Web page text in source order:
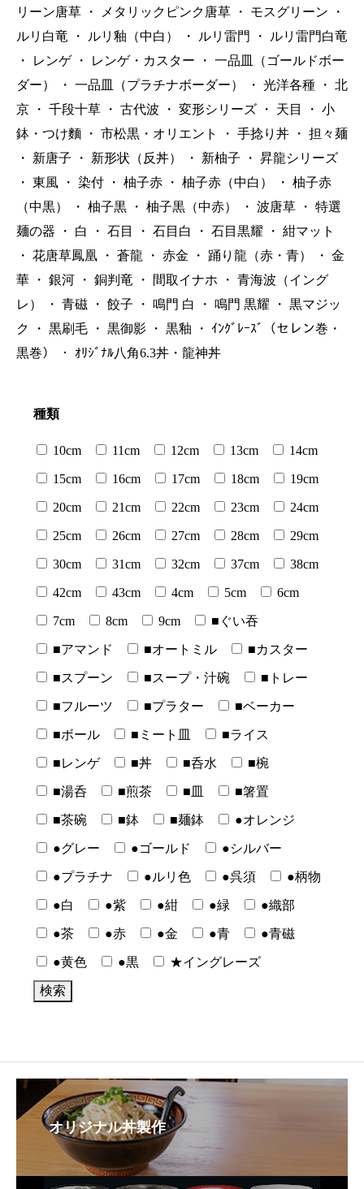
リーン唐草
・ メタリックピンク唐草 ・ モスグリーン
・
ルリ白竜
・ ルリ釉（中白） ・ ルリ雷門 ・
ルリ雷門白竜
・
レンゲ ・ レンゲ・カスター ・ 一品皿（ゴールドボー
ダー）
・ 一品皿（プラチナボーダー） ・ 光洋各種 ・ 北
京
・ 千段十草 ・ 古代波 ・ 変形シリーズ ・ 天目 ・ 小
鉢・つけ麵
・ 市松黒・オリエント ・ 手捻り丼 ・ 担々麺
・
新唐子 ・ 新形状（反丼） ・ 新柚子 ・ 昇龍シリーズ
・ 東風 ・ 染付 ・ 柚子赤 ・ 柚子赤（中白） ・ 柚子赤
（中黒）
・ 柚子黒 ・ 柚子黒（中赤） ・ 波唐草 ・ 特選
麺の器
・ 白 ・ 石目 ・ 石目白 ・ 石目黒耀 ・ 紺マット
・ 花唐草鳳凰 ・ 蒼龍 ・ 赤金 ・ 踊り龍（赤・青） ・ 金
華
・ 銀河 ・ 銅判竜 ・ 間取イナホ ・ 青海波（イング
レ）
・ 青磁 ・ 餃子 ・ 鳴門 白 ・ 鳴門 黒耀 ・ 黒マジッ
ク
・ 黒刷毛 ・ 黒御影 ・ 黒釉 ・
ｲﾝｸﾞﾚｰｽﾞ（セレン巻・
黒巻）
・ ｵﾘｼﾞﾅﾙ八角6.3丼・龍神丼
種類
10cm 11cm 12cm 13cm 14cm
15cm 16cm 17cm 18cm 19cm
20cm 21cm 22cm 23cm 24cm
25cm 26cm 27cm 28cm 29cm
30cm 31cm 32cm 37cm 38cm
42cm 43cm 4cm 5cm 6cm
7cm 8cm 9cm ■ぐい吞
■アマンド ■オートミル ■カスター
■スプーン ■スープ・汁碗 ■トレー
■フルーツ ■プラター ■ベーカー
■ボール ■ミート皿 ■ライス
■レンゲ ■丼 ■呑水 ■椀
■湯呑 ■煎茶 ■皿 ■箸置
■茶碗 ■鉢 ■麺鉢 ●オレンジ
●グレー ●ゴールド ●シルバー
●プラチナ ●ルリ色 ●呉須 ●柄物
●白 ●紫 ●紺 ●緑 ●織部
●茶 ●赤 ●金 ●青 ●青磁
●黄色 ●黒 ★イングレーズ
オリジナル丼製作